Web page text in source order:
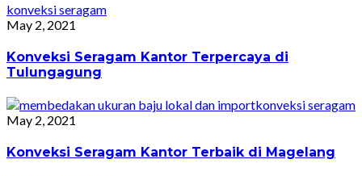
konveksi seragam
May 2, 2021
Konveksi Seragam Kantor Terpercaya di
Tulungagung
konveksi seragam
May 2, 2021
Konveksi Seragam Kantor Terbaik di Magelang